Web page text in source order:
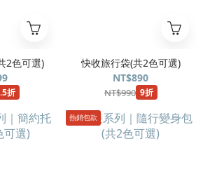
2色可選)
折
快收旅行袋(共2色可選)
NT$890
NT$990 9折
熱銷包款